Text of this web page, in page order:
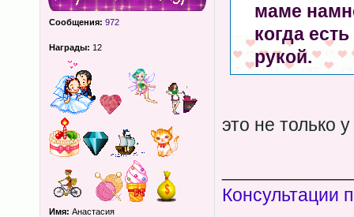
Сообщения: 972
Награды: 12
Имя: Анастасия
маме
когда
рукой.
это не только
Консультации